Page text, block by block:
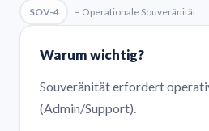
SOV-4 – Operationale Souveränität
Warum wichtig?
Souveränität erfordert
(Admin/Support).